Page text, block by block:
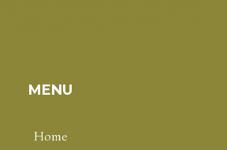
MENU
Home